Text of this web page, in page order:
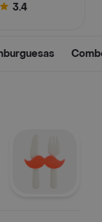
3.4